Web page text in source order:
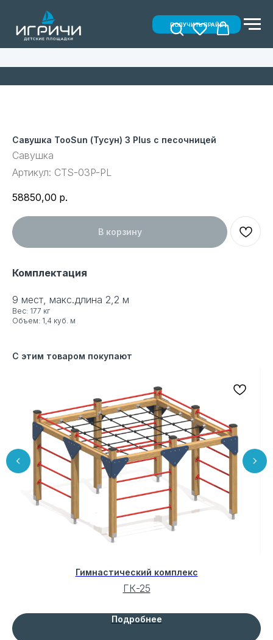
ПОЛУЧИТЬ ПРАЙС
Савушка TooSun (Тусун) 3 Plus с песочницей
Савушка
Артикул: CTS-03P-PL
58850,00 р.
В корзину
Комплектация
9 мест, макс.длина 2,2 м
Вес: 177 кг
Объем: 1,4 куб. м
С этим товаром покупают
Гимнастический комплекс
ГК-25
Подробнее